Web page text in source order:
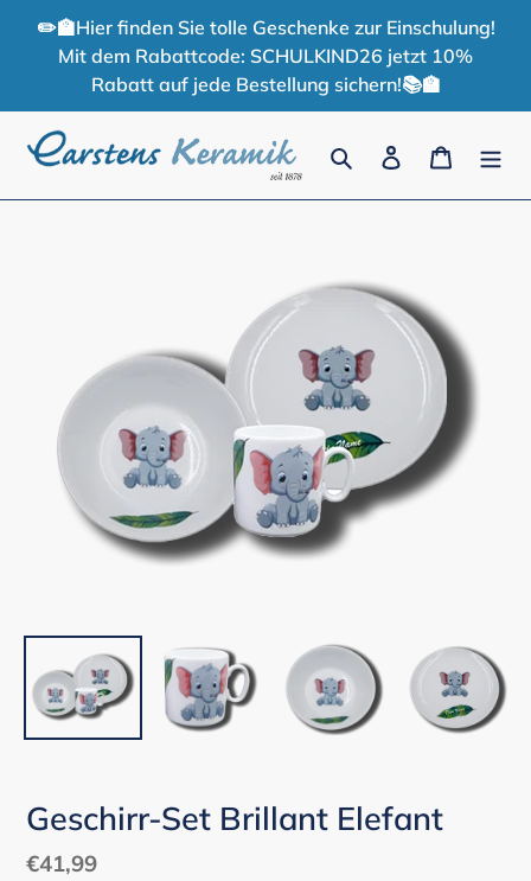
✏️🏫Hier finden Sie tolle Geschenke zur Einschulung!
Mit dem Rabattcode: SCHULKIND26 jetzt 10%
Rabatt auf jede Bestellung sichern!📚🏫
Suchen Einloggen
Geschirr-Set Brillant Elefant
Normaler
€41,99